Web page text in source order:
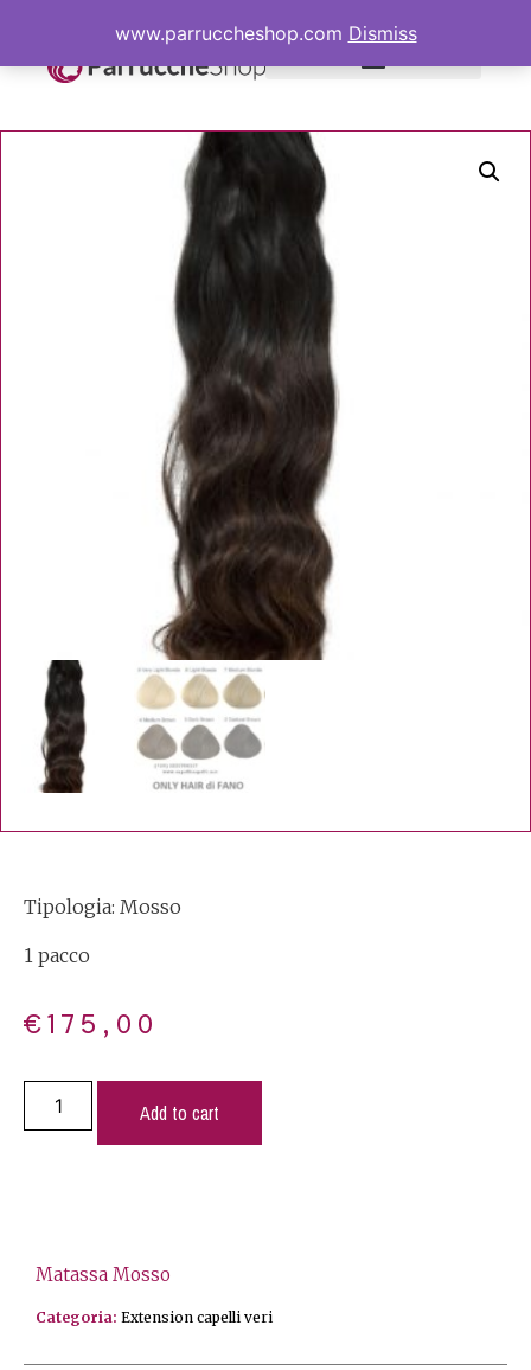
Tipologia: Mosso
1 pacco
€ 175,00
Add to cart
Matassa Mosso
Categoria: Extension capelli veri
www.parruccheshop.com Dismiss